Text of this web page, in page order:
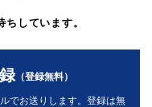
しています。
（登録無料）
でお送りします。登録は無